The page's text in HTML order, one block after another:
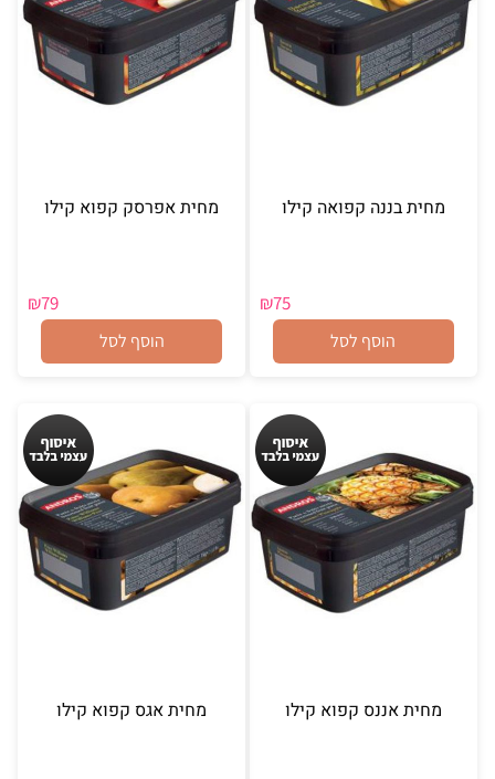
מחית בננה קפואה קילו
₪75
הוסף לסל
מחית אפרסק קפוא קילו
₪79
הוסף לסל
מחית אננס קפוא קילו מחית אגס קפוא קילו